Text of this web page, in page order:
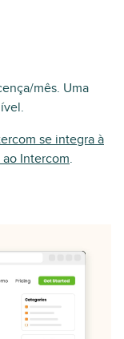
mês. Uma
se integra à
Intercom.